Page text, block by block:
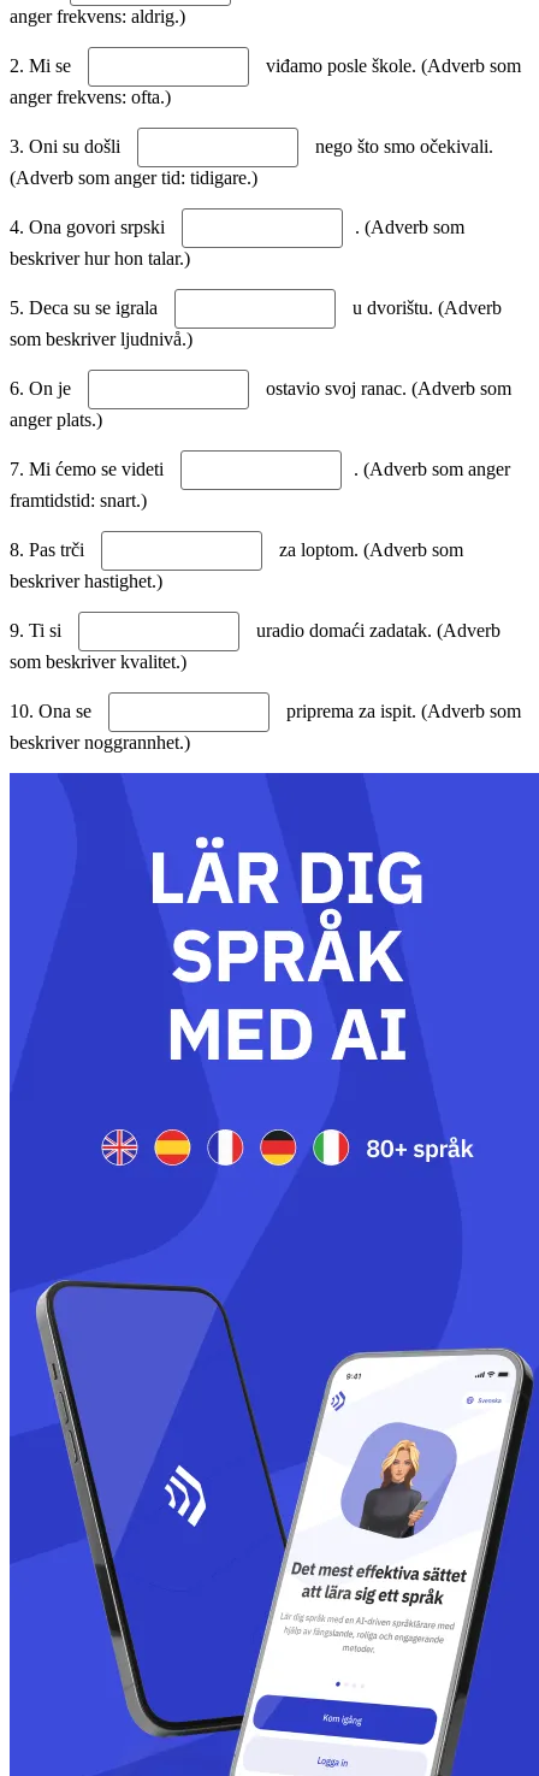
anger frekvens: aldrig.)
2. Mi se
viđamo posle škole. (Adverb som
anger frekvens: ofta.)
3. Oni su došli
nego što smo očekivali.
(Adverb som anger tid: tidigare.)
4. Ona govori srpski
. (Adverb som
beskriver hur hon talar.)
5. Deca su se igrala
u dvorištu. (Adverb
som beskriver ljudnivå.)
6. On je
ostavio svoj ranac. (Adverb som
anger plats.)
7. Mi ćemo se videti
. (Adverb som anger
framtidstid: snart.)
8. Pas trči
za loptom. (Adverb som
beskriver hastighet.)
9. Ti si
uradio domaći zadatak. (Adverb
som beskriver kvalitet.)
10. Ona se
priprema za ispit. (Adverb som
beskriver noggrannhet.)